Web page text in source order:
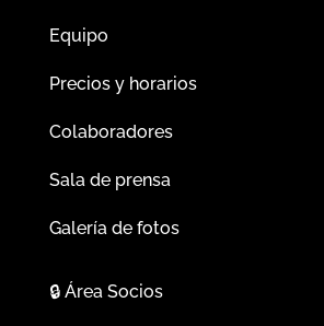
Equipo
Precios y horarios
Colaboradores
Sala de prensa
Galería de fotos
🔒Área Socios